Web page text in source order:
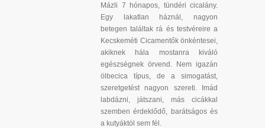
Mázli 7 hónapos, tündéri cicalány.
Egy lakatlan háznál, nagyon
betegen találtak rá és testvéreire a
Kecskeméti Cicamentők önkéntesei,
akiknek hála mostanra kiváló
egészségnek örvend. Nem igazán
ölbecica típus, de a simogatást,
szeretgetést nagyon szereti. Imád
labdázni, játszani, más cicákkal
szemben érdeklődő, barátságos és
a kutyáktól sem fél.